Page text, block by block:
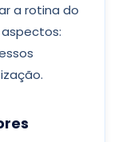
a rotina do